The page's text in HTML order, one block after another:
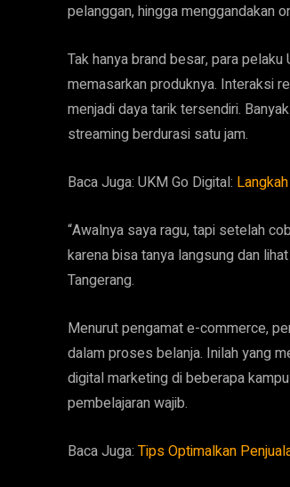
pelanggan, hingga menggandakan
Tak hanya brand besar, para
memasarkan produknya. Interaksi
menjadi daya tarik tersendiri.
streaming berdurasi satu jam.
Baca Juga: UKM Go Digital:
“Awalnya saya ragu, tapi setelah
karena bisa tanya langsung dan
Tangerang.
Menurut pengamat e-commerce,
dalam proses belanja. Inilah yang
digital marketing di beberapa
pembelajaran wajib.
Baca Juga: Tips Optimalkan